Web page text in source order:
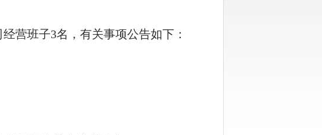
营班子3名，有关事项公告如下：